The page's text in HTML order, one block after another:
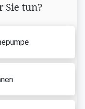
Sie tun?